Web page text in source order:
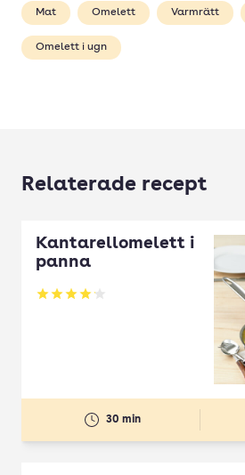
Mat Omelett Varmrätt
Omelett i ugn
Relaterade recept
Kantarellomelett i
panna
Betyg: 4.13 av 5
30 min